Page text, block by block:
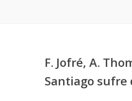
F. Jofré, A.
Santiago